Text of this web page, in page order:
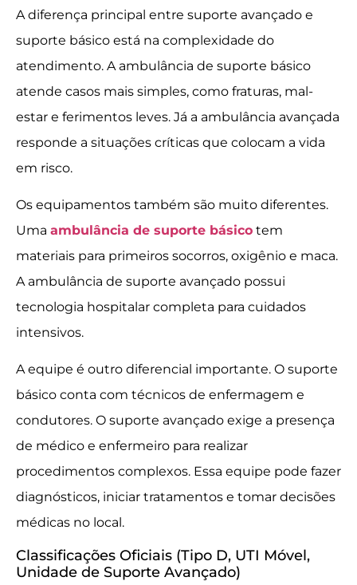
A diferença principal entre suporte avançado e
suporte básico está na complexidade do
atendimento. A ambulância de suporte básico
atende casos mais simples, como fraturas, mal-
estar e ferimentos leves. Já a ambulância avançada
responde a situações críticas que colocam a vida
em risco.
Os equipamentos também são muito diferentes.
Uma ambulância de suporte básico tem
materiais para primeiros socorros, oxigênio e maca.
A ambulância de suporte avançado possui
tecnologia hospitalar completa para cuidados
intensivos.
A equipe é outro diferencial importante. O suporte
básico conta com técnicos de enfermagem e
condutores. O suporte avançado exige a presença
de médico e enfermeiro para realizar
procedimentos complexos. Essa equipe pode fazer
diagnósticos, iniciar tratamentos e tomar decisões
médicas no local.
Classificações Oficiais (Tipo D, UTI Móvel,
Unidade de Suporte Avançado)